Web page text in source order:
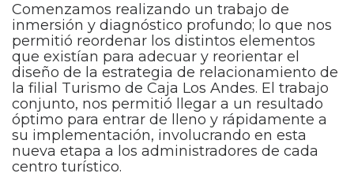
Comenzamos realizando un trabajo de
inmersión y diagnóstico profundo; lo que nos
permitió reordenar los distintos elementos
que existían para adecuar y reorientar el
diseño de la estrategia de relacionamiento de
la filial Turismo de Caja Los Andes. El trabajo
conjunto, nos permitió llegar a un resultado
óptimo para entrar de lleno y rápidamente a
su implementación, involucrando en esta
nueva etapa a los administradores de cada
centro turístico.